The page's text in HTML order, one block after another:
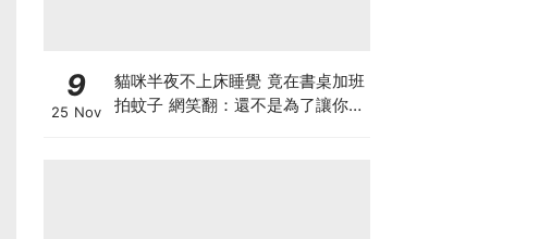
9
25 Nov
貓咪半夜不上床睡覺 竟在書桌加班
拍蚊子 網笑翻：還不是為了讓你睡